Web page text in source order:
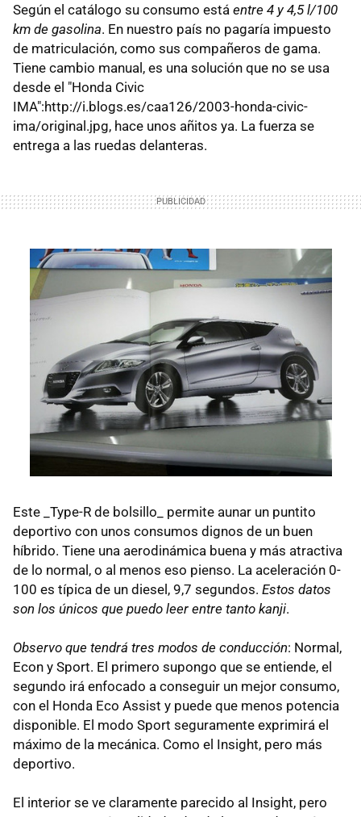
Según el catálogo su consumo está entre 4 y 4,5 l/100
km de gasolina. En nuestro país no pagaría impuesto
de matriculación, como sus compañeros de gama.
Tiene cambio manual, es una solución que no se usa
desde el "Honda Civic
IMA":http://i.blogs.es/caa126/2003-honda-civic-
ima/original.jpg, hace unos añitos ya. La fuerza se
entrega a las ruedas delanteras.
Este _Type-R de bolsillo_ permite aunar un puntito
deportivo con unos consumos dignos de un buen
híbrido. Tiene una aerodinámica buena y más atractiva
de lo normal, o al menos eso pienso. La aceleración 0-
100 es típica de un diesel, 9,7 segundos. Estos datos
son los únicos que puedo leer entre tanto kanji.
Observo que tendrá tres modos de conducción: Normal,
Econ y Sport. El primero supongo que se entiende, el
segundo irá enfocado a conseguir un mejor consumo,
con el Honda Eco Assist y puede que menos potencia
disponible. El modo Sport seguramente exprimirá el
máximo de la mecánica. Como el Insight, pero más
deportivo.
El interior se ve claramente parecido al Insight, pero